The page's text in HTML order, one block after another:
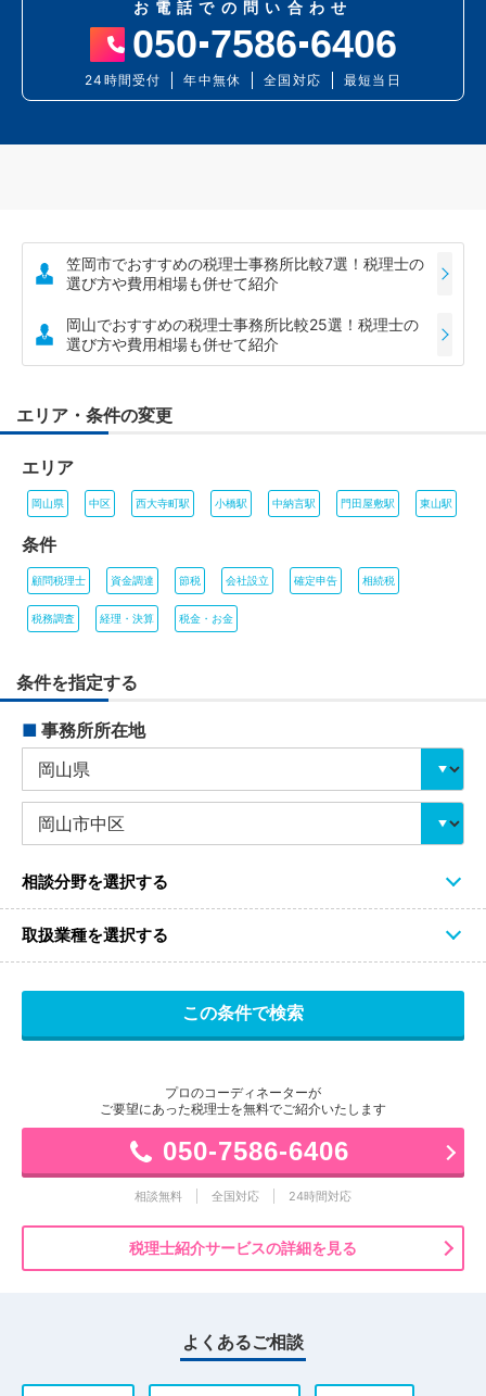
お電話での問い合わせ
050 7586 6406
24時間受付 年中無休 全国対応 最短当日
笠岡市でおすすめの税理士事務所比較7選！税理士の
選び方や費用相場も併せて紹介
岡山でおすすめの税理士事務所比較25選！税理士の
選び方や費用相場も併せて紹介
エリア・条件の変更
エリア
岡山県 中区 西大寺町駅 小橋駅 中納言駅 門田屋敷駅 東山駅
条件
顧問税理士 資金調達 節税 会社設立 確定申告 相続税
税務調査 経理・決算 税金・お金
条件を指定する
■ 事務所所在地
相談分野を選択する
取扱業種を選択する
プロのコーディネーターが
ご要望にあった税理士を無料でご紹介いたします
050-7586-6406
相談無料 全国対応 24時間対応
税理士紹介サービスの詳細を見る
よくあるご相談